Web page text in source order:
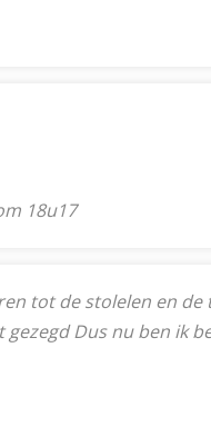
18u17
tot de stolelen en de
Dus nu ben ik